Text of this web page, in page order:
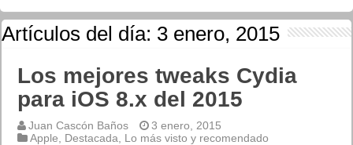
Artículos del día: 3 enero, 2015
Los mejores tweaks Cydia
para iOS 8.x del 2015
Juan Cascón Baños
3 enero, 2015
Apple
Destacada Lo más visto y recomendado